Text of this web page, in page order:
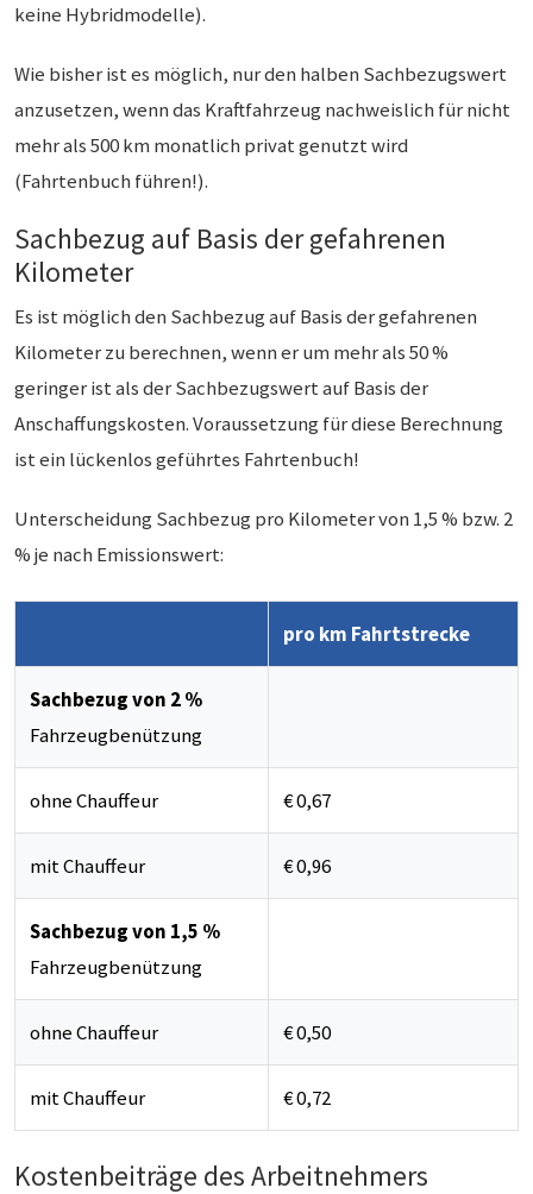
keine Hybridmodelle).
Wie bisher ist es möglich, nur den halben Sachbezugswert
anzusetzen, wenn das Kraftfahrzeug nachweislich für nicht
mehr als 500 km monatlich privat genutzt wird
(Fahrtenbuch führen!).
Sachbezug auf Basis der gefahrenen
Kilometer
Es ist möglich den Sachbezug auf Basis der gefahrenen
Kilometer zu berechnen, wenn er um mehr als 50 %
geringer ist als der Sachbezugswert auf Basis der
Anschaffungskosten. Voraussetzung für diese Berechnung
ist ein lückenlos geführtes Fahrtenbuch!
Unterscheidung Sachbezug pro Kilometer von 1,5 % bzw. 2
% je nach Emissionswert:
pro km Fahrtstrecke
Sachbezug von 2 %
Fahrzeugbenützung
ohne Chauffeur € 0,67
mit Chauffeur € 0,96
Sachbezug von 1,5 %
Fahrzeugbenützung
ohne Chauffeur € 0,50
mit Chauffeur € 0,72
Kostenbeiträge des Arbeitnehmers